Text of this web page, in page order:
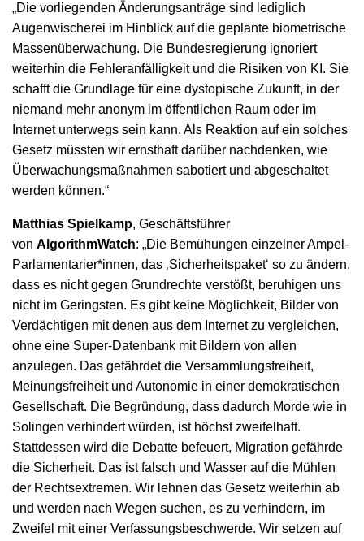
„Die vorliegenden Änderungsanträge sind lediglich
Augenwischerei im Hinblick auf die geplante biometrische
Massenüberwachung. Die Bundesregierung ignoriert
weiterhin die Fehleranfälligkeit und die Risiken von KI. Sie
schafft die Grundlage für eine dystopische Zukunft, in der
niemand mehr anonym im öffentlichen Raum oder im
Internet unterwegs sein kann. Als Reaktion auf ein solches
Gesetz müssten wir ernsthaft darüber nachdenken, wie
Überwachungsmaßnahmen sabotiert und abgeschaltet
werden können.“
Matthias Spielkamp, Geschäftsführer
von AlgorithmWatch: „Die Bemühungen einzelner Ampel-
Parlamentarier*innen, das ‚Sicherheitspaket‘ so zu ändern,
dass es nicht gegen Grundrechte verstößt, beruhigen uns
nicht im Geringsten. Es gibt keine Möglichkeit, Bilder von
Verdächtigen mit denen aus dem Internet zu vergleichen,
ohne eine Super-Datenbank mit Bildern von allen
anzulegen. Das gefährdet die Versammlungsfreiheit,
Meinungsfreiheit und Autonomie in einer demokratischen
Gesellschaft. Die Begründung, dass dadurch Morde wie in
Solingen verhindert würden, ist höchst zweifelhaft.
Stattdessen wird die Debatte befeuert, Migration gefährde
die Sicherheit. Das ist falsch und Wasser auf die Mühlen
der Rechtsextremen. Wir lehnen das Gesetz weiterhin ab
und werden nach Wegen suchen, es zu verhindern, im
Zweifel mit einer Verfassungsbeschwerde. Wir setzen auf